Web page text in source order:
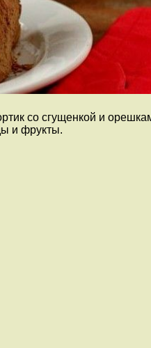
со сгущенкой и
и фрукты.